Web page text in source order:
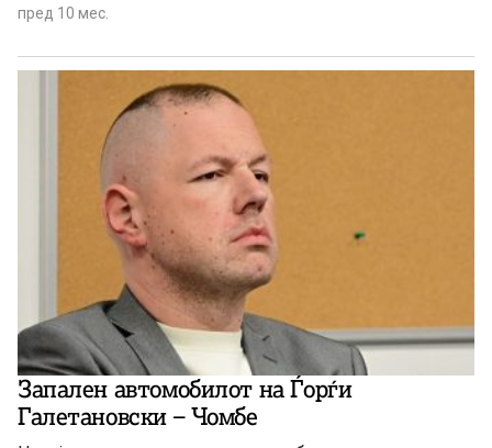
пред 10 мес.
Запален автомобилот на Ѓорѓи
Галетановски – Чомбе